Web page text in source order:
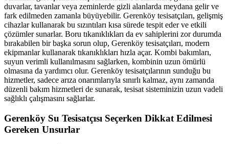
duvarlar, tavanlar veya zeminlerde gizli alanlarda meydana gelir ve
fark edilmeden zamanla büyüyebilir. Gerenköy tesisatçıları, gelişmiş
cihazlar kullanarak bu sızıntıları kısa sürede tespit eder ve etkili
çözümler sunarlar. Boru tıkanıklıkları da ev sahiplerini zor durumda
bırakabilen bir başka sorun olup, Gerenköy tesisatçıları, modern
ekipmanlar kullanarak tıkanıklıkları hızla açar. Kombi bakımları,
suyun verimli kullanılmasını sağlarken, kombinin uzun ömürlü
olmasına da yardımcı olur. Gerenköy tesisatçılarının sunduğu bu
hizmetler, sadece arıza onarımlarıyla sınırlı kalmaz, aynı zamanda
düzenli bakım hizmetleri de sunarak, tesisat sisteminizin uzun vadeli
sağlıklı çalışmasını sağlarlar.
Gerenköy Su Tesisatçısı Seçerken Dikkat Edilmesi
Gereken Unsurlar